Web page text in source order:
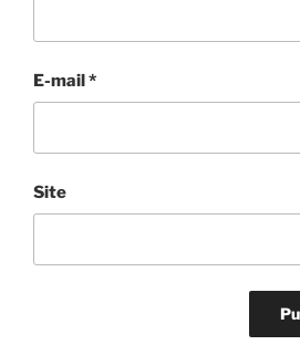
E-mail*
Site